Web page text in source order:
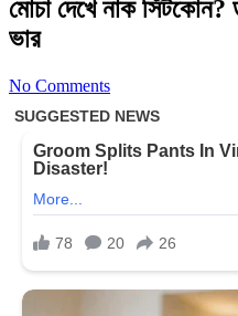
মোচা দেখে নাক সিঁটকোন?
ভার
No Comments